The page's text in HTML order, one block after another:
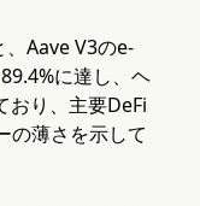
Aave V3のe-
に達し、ヘ
おり、主要DeFi
の薄さを示して